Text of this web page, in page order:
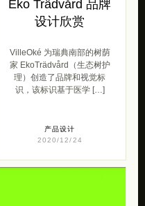
Eko Trädvård 品牌
设计欣赏
VilleOké 为瑞典南部的树荫
家 EkoTrädvård（生态树护
理）创造了品牌和视觉标
识，该标识基于医学 […]
产品设计
2020/12/24